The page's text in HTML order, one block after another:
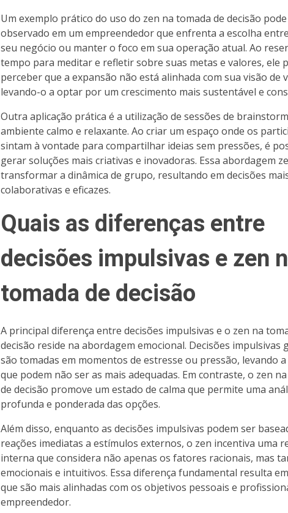
Um exemplo prático do uso do zen na tomada de decisão
observado em um empreendedor que enfrenta a escolha
seu negócio ou manter o foco em sua operação atual. Ao
tempo para meditar e refletir sobre suas metas e valores, ele
perceber que a expansão não está alinhada com sua visão de
levando-o a optar por um crescimento mais sustentável e
Outra aplicação prática é a utilização de sessões de
ambiente calmo e relaxante. Ao criar um espaço onde os
sintam à vontade para compartilhar ideias sem pressões, é
gerar soluções mais criativas e inovadoras. Essa abordagem
transformar a dinâmica de grupo, resultando em decisões
colaborativas e eficazes.
Quais as diferenças entre
decisões impulsivas e zen
tomada de decisão
A principal diferença entre decisões impulsivas e o zen na
decisão reside na abordagem emocional. Decisões impulsivas
são tomadas em momentos de estresse ou pressão, levando a
que podem não ser as mais adequadas. Em contraste, o zen
de decisão promove um estado de calma que permite uma
profunda e ponderada das opções.
Além disso, enquanto as decisões impulsivas podem ser
reações imediatas a estímulos externos, o zen incentiva uma
interna que considera não apenas os fatores racionais, mas
emocionais e intuitivos. Essa diferença fundamental resulta
que são mais alinhadas com os objetivos pessoais e
empreendedor.